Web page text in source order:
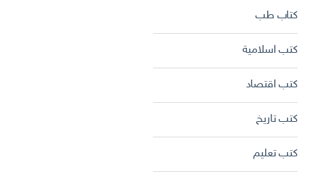
كتاب طب
كتب اسلامية
كتب اقتصاد
كتب تاريخ
كتب تعليم